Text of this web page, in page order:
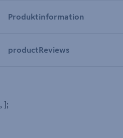
Produktinformation
productReviews
, ];